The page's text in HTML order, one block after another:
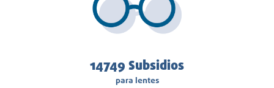
14749Subsidios
para lentes